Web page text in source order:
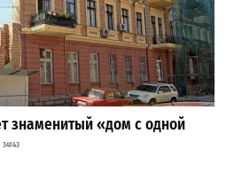
знаменитый «дом с одной
34143